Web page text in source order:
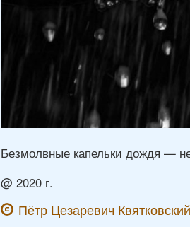
Безмолвные капельки дождя —
@ 2020 г.
Пётр Цезаревич Квятковский